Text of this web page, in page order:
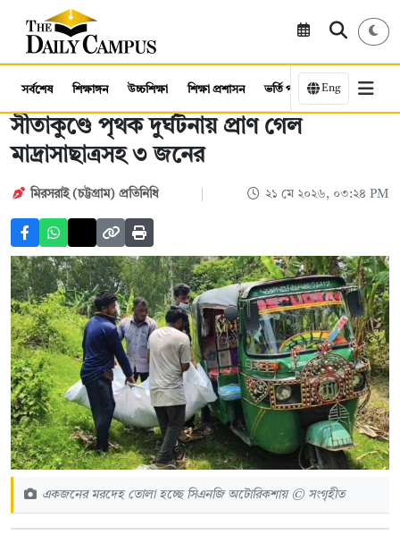
সর্বশেষ শিক্ষাঙ্গন উচ্চশিক্ষা শিক্ষা প্রশাসন ভর্তি পরীক্ষা কর্মসংস্থান
Eng
সীতাকুণ্ডে পৃথক দুর্ঘটনায় প্রাণ গেল
মাদ্রাসাছাত্রসহ ৩ জনের
মিরসরাই (চট্টগ্রাম) প্রতিনিধি ২১ মে ২০২৬, ০৩:২৪ PM
একজনের মরদেহ তোলা হচ্ছে সিএনজি অটোরিকশায় © সংগৃহীত